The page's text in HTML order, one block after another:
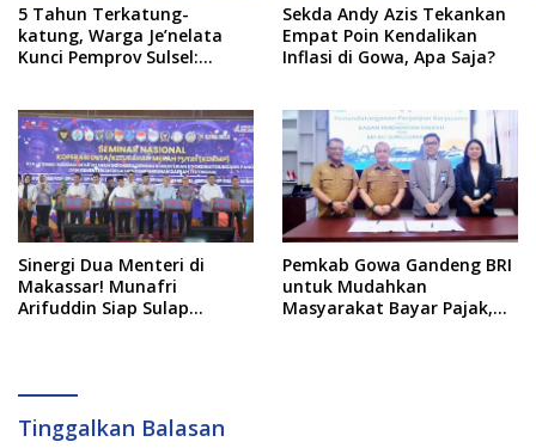
5 Tahun Terkatung-
katung, Warga Je’nelata
Kunci Pemprov Sulsel:
Sekda Andy Azis Tekankan
Empat Poin Kendalikan
Inflasi di Gowa, Apa Saja?
Sinergi Dua Menteri di
Makassar! Munafri
Arifuddin Siap Sulap
Pemkab Gowa Gandeng BRI
untuk Mudahkan
Masyarakat Bayar Pajak,
Tinggalkan Balasan